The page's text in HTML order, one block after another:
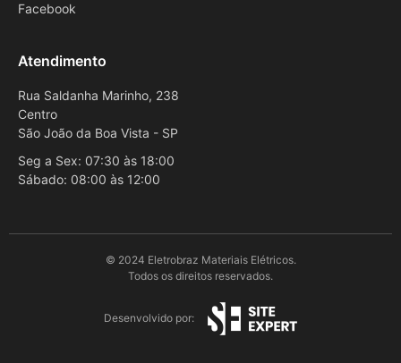
Facebook
Atendimento
Rua Saldanha Marinho, 238
Centro
São João da Boa Vista - SP
Seg a Sex: 07:30 às 18:00
Sábado: 08:00 às 12:00
© 2024 Eletrobraz Materiais Elétricos.
Todos os direitos reservados.
Desenvolvido por: